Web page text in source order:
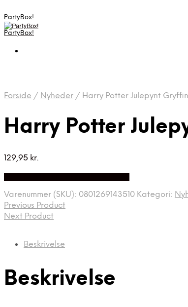
PartyBox!
PartyBox!
Forside / Nyheder / Harry Potter Julepynt
Harry Potter
129,95 kr.
Varenummer (SKU): 0801269143510 Kategori:
Previous Product
Next Product
Beskrivelse
Beskrivelse